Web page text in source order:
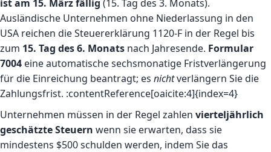
ist am 15. März fällig (15. Tag des 3. Monats).
Ausländische Unternehmen ohne Niederlassung in den
USA reichen die Steuererklärung 1120-F in der Regel bis
zum 15. Tag des 6. Monats nach Jahresende. Formular
7004 eine automatische sechsmonatige Fristverlängerung
für die Einreichung beantragt; es nichtverlängern Sie die
Zahlungsfrist. :contentReference[oaicite:4]{index=4}
Unternehmen müssen in der Regel zahlen vierteljährlich
geschätzte Steuern wenn sie erwarten, dass sie
mindestens $500 schulden werden, indem Sie das